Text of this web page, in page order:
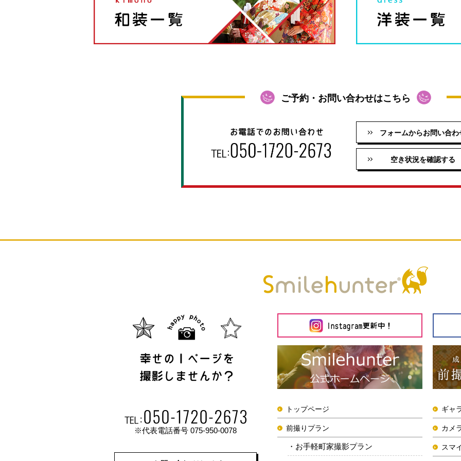
ご予約・お問い合わせはこちら
フォームからお問い合わ
空き状況を確認する
※代表電話番号 075-950-0078
トップページ
前撮りプラン
お手軽町家撮影プラン
ギャ
カメ
スマ